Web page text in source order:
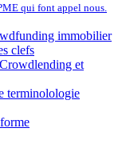
qui font appel nous.
immobilier
clefs
et
terminolologie